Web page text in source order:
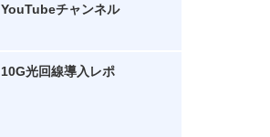
YouTubeチャンネル
10G光回線導入レポ